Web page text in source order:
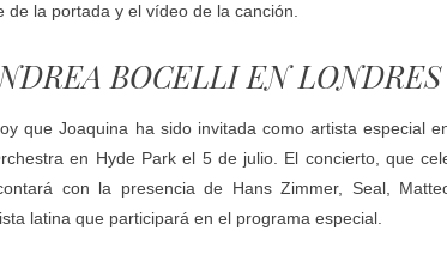
de la portada y el vídeo de la canción.
BOCELLI EN LONDRES
que Joaquina ha sido invitada como artista especial
en Hyde Park el 5 de julio. El concierto, que
con la presencia de Hans Zimmer, Seal,
latina que participará en el programa especial.